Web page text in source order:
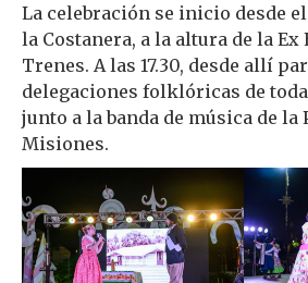
La celebración se inicio desde
la Costanera, a la altura de la Ex
Trenes. A las 17.30, desde allí
delegaciones folklóricas de
junto a la banda de música de la
Misiones.